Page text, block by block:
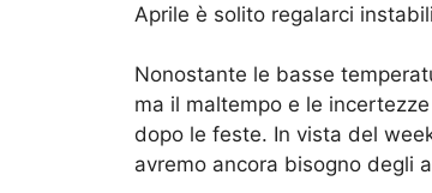
Aprile è solito regalarci
Nonostante le basse
ma il maltempo e le
dopo le feste. In vista del
avremo ancora bisogno degli